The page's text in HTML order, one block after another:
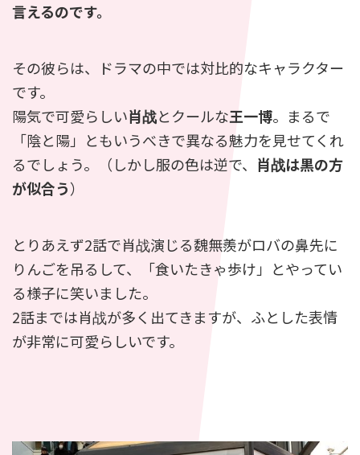
言えるのです。
その彼らは、ドラマの中では対比的なキャラクター
です。
陽気で可愛らしい肖战とクールな王一博。まるで
「陰と陽」ともいうべきで異なる魅力を見せてくれ
るでしょう。（しかし服の色は逆で、 肖战は黒の方
が似合う）
とりあえず2話で肖战演じる魏無羨がロバの鼻先に
りんごを吊るして、「食いたきゃ歩け」とやってい
る様子に笑いました。
2話までは肖战が多く出てきますが、ふとした表情
が非常に可愛らしいです。